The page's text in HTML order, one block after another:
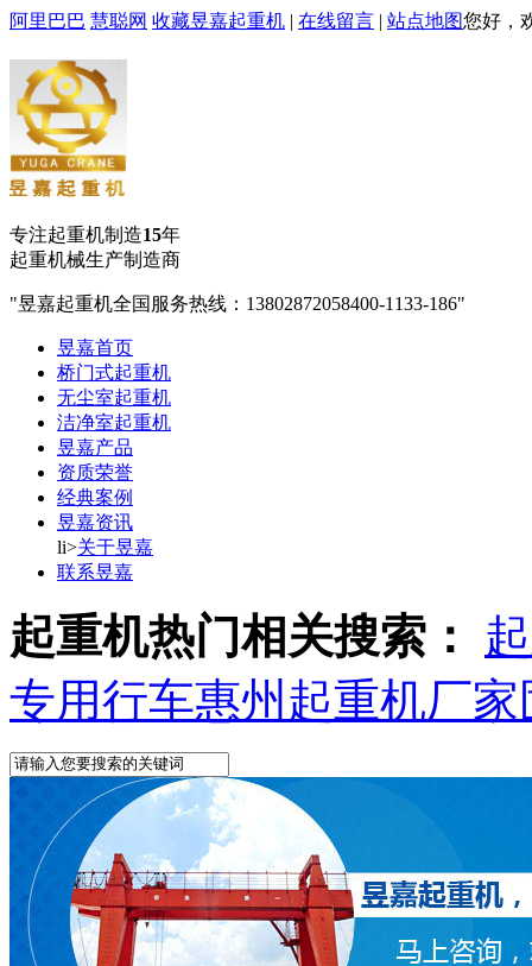
阿里巴巴 慧聪网 收藏昱嘉起重机 | 在线留言 | 站点地图您好，
专注起重机制造15年
起重机械生产制造商
昱嘉起重机全国服务热线：13802872058400-1133-186
昱嘉首页
桥门式起重机
无尘室起重机
洁净室起重机
昱嘉产品
资质荣誉
经典案例
昱嘉资讯
li>关于昱嘉
联系昱嘉
起重机热门相关搜索：
专用行车惠州起重机厂家